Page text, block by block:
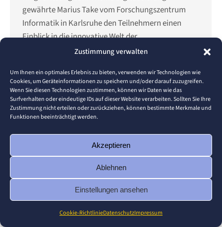
Zustimmung verwalten
Um Ihnen ein optimales Erlebnis zu bieten, verwenden wir Technologien wie
Cookies, um Geräteinformationen zu speichern und/oder darauf zuzugreifen.
Wenn Sie diesen Technologien zustimmen, können wir Daten wie das
Surfverhalten oder eindeutige IDs auf dieser Website verarbeiten. Sollten Sie Ihre
Zustimmung nicht erteilen oder zurückziehen, können bestimmte Merkmale und
Funktionen beeinträchtigt werden.
Akzeptieren
Ablehnen
Einstellungen ansehen
Cookie-RichtlinieDatenschutzImpressum
gewährte Marius Take vom Forschungszentrum
Informatik in Karlsruhe den Teilnehmern einen
Einblick in die innovative Welt der
Hautkrebsdiagnostik. Unter den Augen von 44
vor, das…
© 2026 Pforzheim University
Footer